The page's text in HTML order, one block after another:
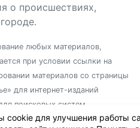
о происшествиях,
любых материалов,
при условии ссылки на
материалов со страницы
для интернет-изданий
поисковых систем
или частичного
для улучшения работы